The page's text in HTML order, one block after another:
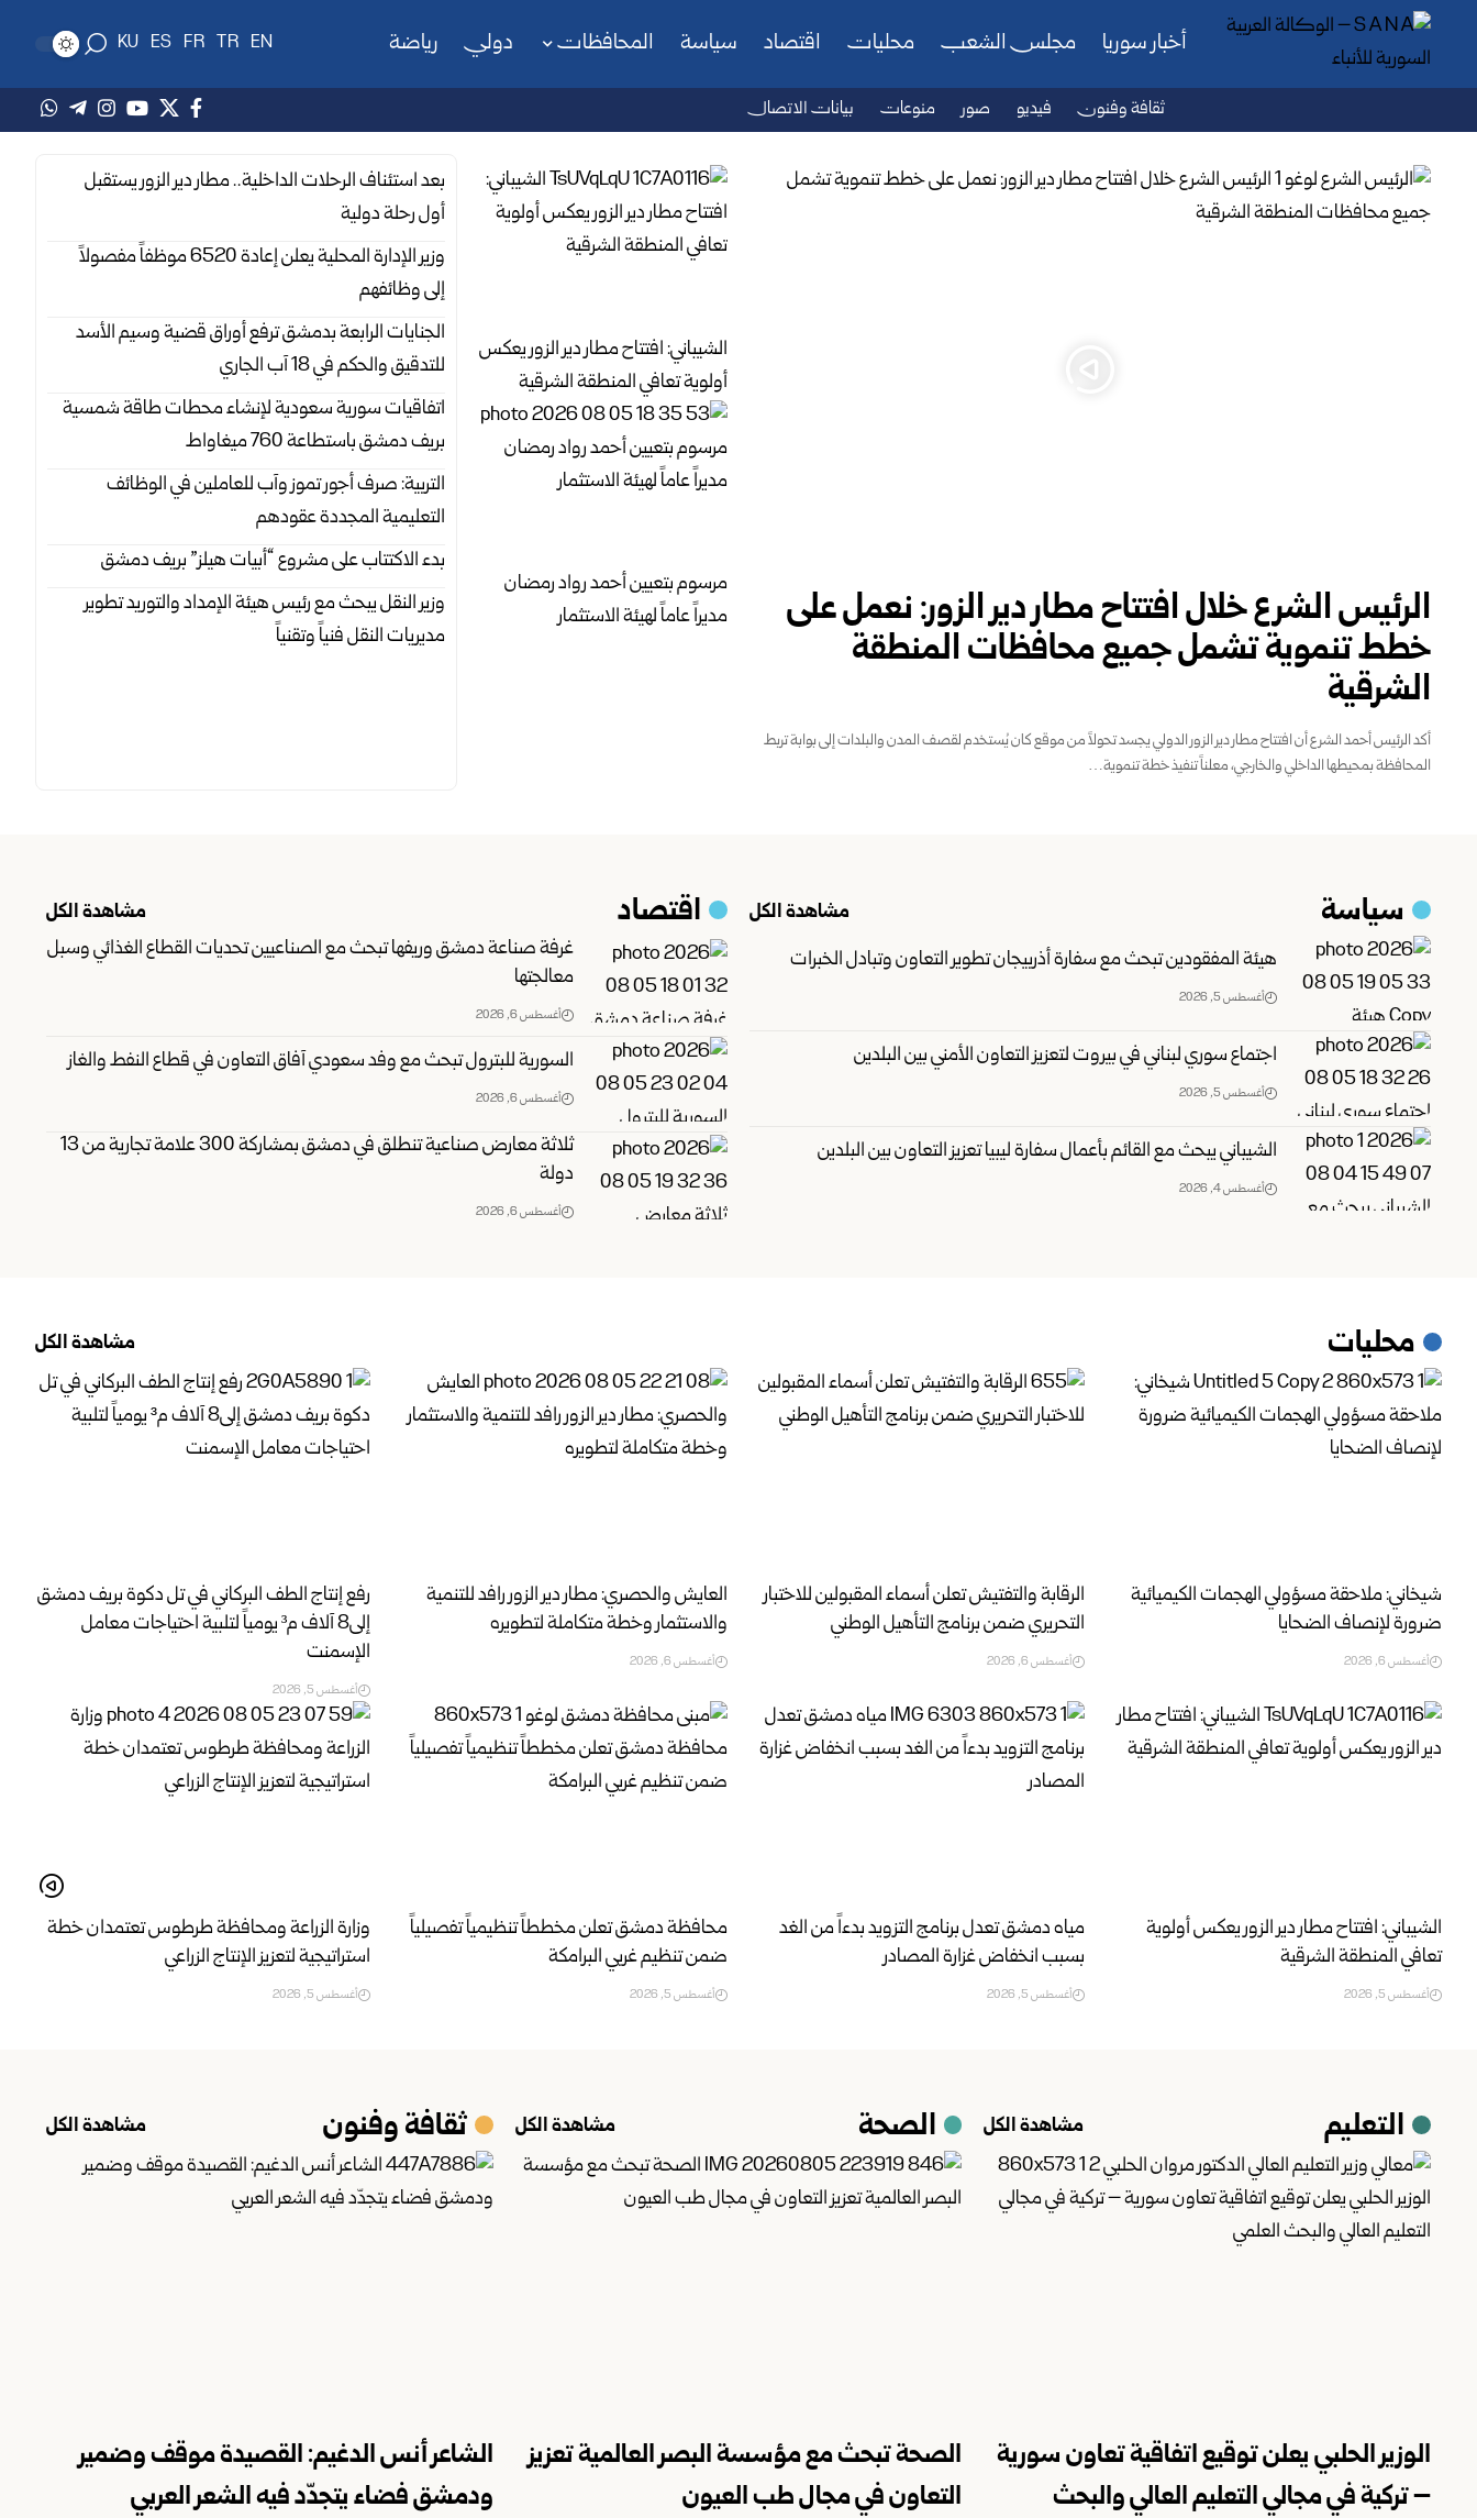
أخبار سوريا مجلس الشعب محليات اقتصاد سياسة المحافظات دولي رياضة EN
TR
FR
ES
KU
ثقافة وفنون فيديو صور منوعات بيانات الاتصال
الرئيس الشرع خلال افتتاح مطار دير الزور: نعمل على
خطط تنموية تشمل جميع محافظات المنطقة
الشرقية
أكد الرئيس أحمد الشرع أن افتتاح مطار دير الزور الدولي يجسد تحولاً من موقع كان يُستخدم ‌‏لقصف المدن والبلدات إلى بوابة تربط
المحافظة بمحيطها الداخلي والخارجي، معلناً تنفيذ خطة ‌‏تنموية…
الشيباني: افتتاح مطار دير الزور يعكس
أولوية تعافي المنطقة الشرقية
مرسوم بتعيين أحمد رواد رمضان
مديراً عاماً لهيئة الاستثمار
بعد استئناف الرحلات الداخلية.. مطار دير الزور يستقبل
أول رحلة دولية
وزير الإدارة المحلية يعلن إعادة 6520 موظفاً مفصولاً
إلى ‏وظائفهم
الجنايات الرابعة بدمشق ترفع أوراق قضية وسيم الأسد
للتدقيق والحكم في 18 آب الجاري
اتفاقيات سورية سعودية لإنشاء محطات طاقة شمسية
‏بريف دمشق باستطاعة 760 ميغاواط
التربية: صرف أجور تموز وآب للعاملين في الوظائف
‏التعليمية المجددة عقودهم ‏
بدء الاكتتاب على مشروع “أبيات هيلز” بريف دمشق
وزير النقل يبحث مع رئيس هيئة الإمداد والتوريد تطوير
‏مديريات النقل فنياً وتقنياً
سياسة
مشاهدة الكل
هيئة المفقودين تبحث مع سفارة أذربيجان تطوير التعاون وتبادل الخبرات
أغسطس 5, 2026
اجتماع سوري لبناني في بيروت لتعزيز التعاون ‏الأمني ‏بين البلدين
أغسطس 5, 2026
الشيباني يبحث مع القائم بأعمال سفارة ليبيا تعزيز التعاون بين البلدين
أغسطس 4, 2026
اقتصاد
مشاهدة الكل
غرفة صناعة دمشق وريفها تبحث مع الصناعيين تحديات القطاع الغذائي وسبل
معالجتها
أغسطس 6, 2026
السورية للبترول تبحث مع وفد سعودي آفاق التعاون في قطاع النفط والغاز
أغسطس 6, 2026
ثلاثة معارض صناعية تنطلق في دمشق بمشاركة 300 علامة تجارية من 13
دولة
أغسطس 6, 2026
محليات مشاهدة الكل
شيخاني: ملاحقة مسؤولي الهجمات الكيميائية
ضرورة لإنصاف الضحايا
أغسطس 6, 2026
الرقابة والتفتيش تعلن أسماء المقبولين للاختبار
التحريري ضمن برنامج التأهيل الوطني
أغسطس 6, 2026
العايش والحصري: مطار دير الزور رافد للتنمية
والاستثمار وخطة متكاملة لتطويره
أغسطس 6, 2026
رفع إنتاج الطف البركاني في تل دكوة بريف دمشق
إلى8 آلاف م³ يومياً لتلبية احتياجات معامل
الإسمنت
أغسطس 5, 2026
الشيباني: افتتاح مطار دير الزور يعكس أولوية
تعافي المنطقة الشرقية
أغسطس 5, 2026
مياه دمشق تعدل برنامج التزويد بدءاً من الغد
بسبب انخفاض غزارة المصادر
أغسطس 5, 2026
محافظة دمشق تعلن مخططاً تنظيمياً تفصيلياً
ضمن تنظيم غربي البرامكة
أغسطس 5, 2026
وزارة الزراعة ومحافظة طرطوس تعتمدان خطة
استراتيجية لتعزيز الإنتاج الزراعي
أغسطس 5, 2026
التعليم مشاهدة الكل
الوزير الحلبي يعلن توقيع اتفاقية تعاون سورية
– تركية في مجالي التعليم العالي والبحث
الصحة مشاهدة الكل
الصحة تبحث مع مؤسسة البصر العالمية تعزيز
التعاون في مجال طب العيون ‏
ثقافة وفنون مشاهدة الكل
الشاعر أنس الدغيم: القصيدة موقف وضمير
ودمشق فضاء يتجدّد فيه الشعر العربي